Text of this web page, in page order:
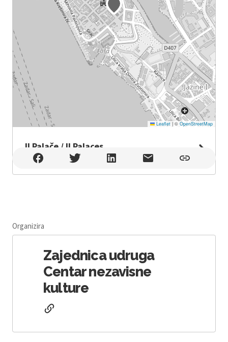
Leaflet |©OpenStreetMap
II Palače / II Palaces
II Palače / II Palaces , Zadar
Organizira
Zajednica udruga
Centar nezavisne
kulture